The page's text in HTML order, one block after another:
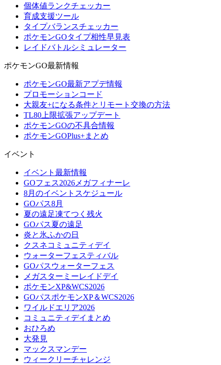
個体値ランクチェッカー
育成支援ツール
タイプバランスチェッカー
ポケモンGOタイプ相性早見表
レイドバトルシミュレーター
ポケモンGO最新情報
ポケモンGO最新アプデ情報
プロモーションコード
大親友+になる条件とリモート交換の方法
TL80上限拡張アップデート
ポケモンGOの不具合情報
ポケモンGOPlus+まとめ
イベント
イベント最新情報
GOフェス2026メガフィナーレ
8月のイベントスケジュール
GOパス8月
夏の遠足凍てつく残火
GOパス夏の遠足
炎と氷ふかの日
クスネコミュニティデイ
ウォーターフェスティバル
GOパスウォーターフェス
メガスターミーレイドデイ
ポケモンXP&WCS2026
GOパスポケモンXP＆WCS2026
ワイルドエリア2026
コミュニティデイまとめ
おひろめ
大発見
マックスマンデー
ウィークリーチャレンジ